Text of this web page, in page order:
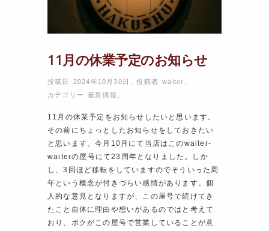
11月の休業予定のお知らせ
投稿日 2024年10月30日 ,投稿者waiter
カテゴリー最新情報
11月の休業予定をお知らせしたいと思います。
その前にちょっとしたお知らせをしておきたい
と思います。今月10月にて当店はこのwaiter-
waiterの屋号にて23周年となりました。しか
し、3回ほど移転をしていますのでそういった周
年という概念が付きづらい感情があります。個
人的な意見となりますが、この屋号で続けてき
たこと自体に理由や想いがあるのではと考えて
おり、ボクがこの屋号で営業していることが意